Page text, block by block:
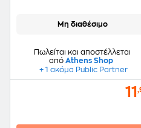
Μη διαθέσιμο
Πωλείται και αποστέλλεται
από Athens Shop
+ 1 ακόμα Public Partner
11